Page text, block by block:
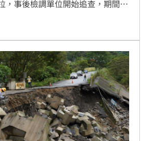
，事後檢調單位開始追查，期間又
楊文科被求處10年以上重刑。今
臨停職。